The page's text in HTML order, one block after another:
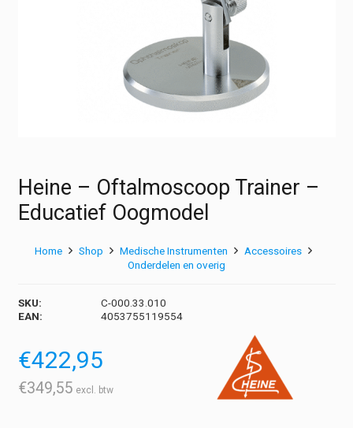
Heine – Oftalmoscoop Trainer –
Educatief Oogmodel
Home Shop Medische Instrumenten
Accessoires
Onderdelen en overig
SKU:
C-000.33.010
EAN:
4053755119554
€422,95
€349,55